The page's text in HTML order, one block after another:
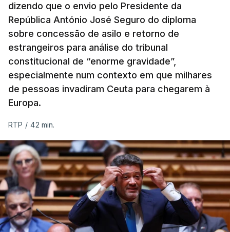
dizendo que o envio pelo Presidente da
República António José Seguro do diploma
sobre concessão de asilo e retorno de
estrangeiros para análise do tribunal
constitucional de “enorme gravidade”,
especialmente num contexto em que milhares
de pessoas invadiram Ceuta para chegarem à
Europa.
RTP / 42 min.